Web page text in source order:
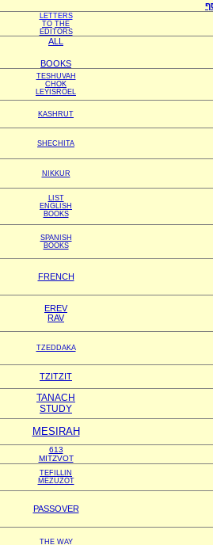
LETTERS
TO THE
EDITORS
ALL
BOOKS
TESHUVAH
CHOK
LEYISROEL
KASHRUT
SHECHITA
NIKKUR
LIST
ENGLISH
BOOKS
SPANISH
BOOKS
FRENCH
EREV
RAV
TZEDDAKA
TZITZIT
TANACH
STUDY
MESIRAH
613
MITZVOT
TEFILLIN
MEZUZOT
PASSOVER
THE WAY